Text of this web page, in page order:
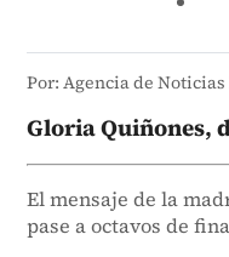
Por: Agencia de Noticias
Gloria Quiñones,
El mensaje de la
pase a octavos de